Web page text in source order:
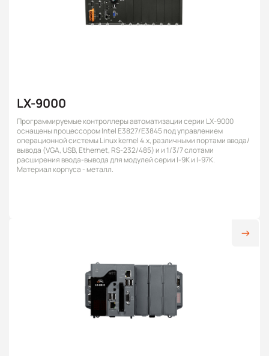
LX-9000
Программируемые контроллеры автоматизации серии LX-9000
оснащены процессором Intel E3827/E3845 под управлением
операционной системы Linux kernel 4.x, различными портами ввода/
вывода (VGA, USB, Ethernet, RS-232/485) и и 1/3/7 слотами
расширения ввода-вывода для модулей серии I-9K и I-97K.
Материал корпуса - металл.